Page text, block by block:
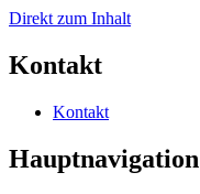
Direkt zum Inhalt
Kontakt
Kontakt
Hauptnavigation